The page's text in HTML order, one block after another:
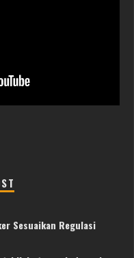
Sesuaikan Regulasi